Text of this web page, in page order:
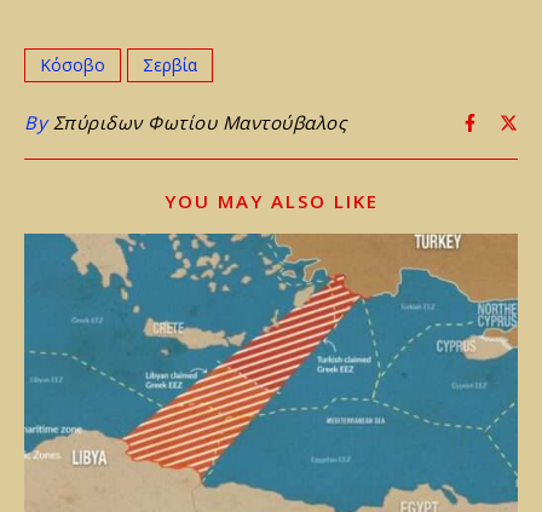
Κόσοβο Σερβία
ByΣπύριδων Φωτίου Μαντούβαλος
YOU MAY ALSO LIKE